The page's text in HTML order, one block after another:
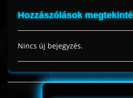
Hozzászólások
Nincs új bejegyzés.